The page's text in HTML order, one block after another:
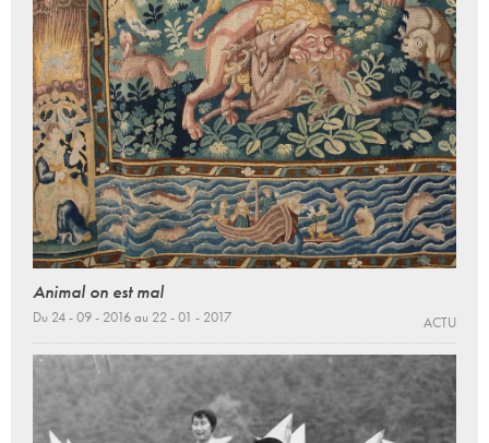
Animal on est mal
Du 24 - 09 - 2016 au 22 - 01 - 2017 ACTU